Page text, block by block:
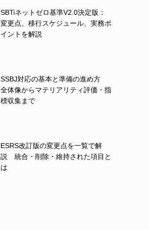
SBTiネットゼロ基準V2.0決定版：
変更点、移行スケジュール、実務ポ
イントを解説
SSBJ対応の基本と準備の進め方
全体像からマテリアリティ評価・指
標収集まで
ESRS改訂版の変更点を一覧で解
説 統合・削除・維持された項目と
は